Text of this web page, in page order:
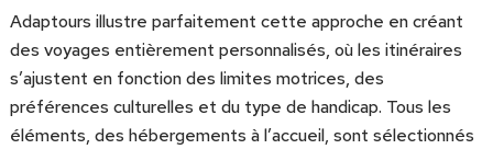
Adaptours illustre parfaitement cette approche en créant
des voyages entièrement personnalisés, où les itinéraires
s’ajustent en fonction des limites motrices, des
préférences culturelles et du type de handicap. Tous les
éléments, des hébergements à l’accueil, sont sélectionnés